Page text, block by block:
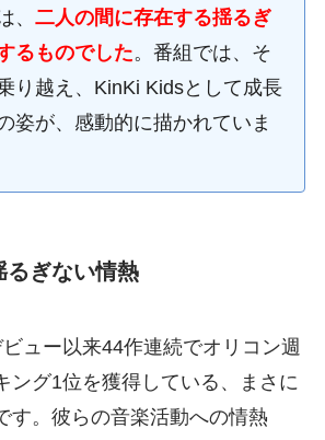
、 二人の間に存在する揺るぎ
るものでした。番組では、そ
り越え、KinKi Kidsとして成長
姿が、感動的に描かれていま
るぎない情熱
ュー以来44作連続でオリコン週
ング1位を獲得している、まさに
す。彼らの音楽活動への情熱